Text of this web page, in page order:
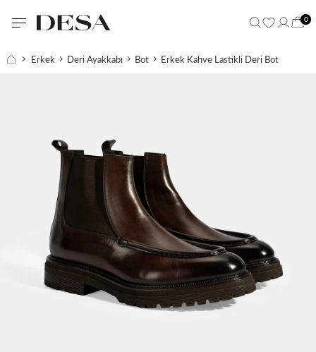
0
Erkek Deri Ayakkabı Bot Erkek Kahve Lastikli Deri Bot